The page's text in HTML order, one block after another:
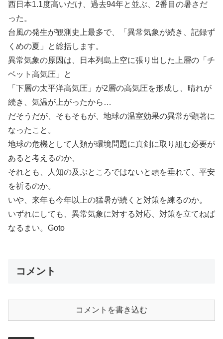
西日本1.1度高いだけ、過去94年と並ぶ、2番目の暑さだ
った。
台風の発生が観測史上最多で、「異常気象が続き、記録ず
くめの夏」と総括します。
異常気象の原因は、日本列島上空に張り出した上層の「チ
ベット高気圧」と
「下層の太平洋高気圧」が2層の高気圧を形成し、晴れが
続き、気温が上がったから…
だそうだが、そもそもが、地球の温室効果の異常が顕著に
なったこと。
地球の危機として人類が環境問題に真剣に取り組む必要が
あると考えるのか、
それとも、人知の及ぶところではないと頭を垂れて、平安
を祈るのか。
いや、来年も今年以上の猛暑が続くと対策を練るのか。
いずれにしても、異常気象に対する対応、対策を立てねば
なるまい。Goto
コメント
コメントを書き込む